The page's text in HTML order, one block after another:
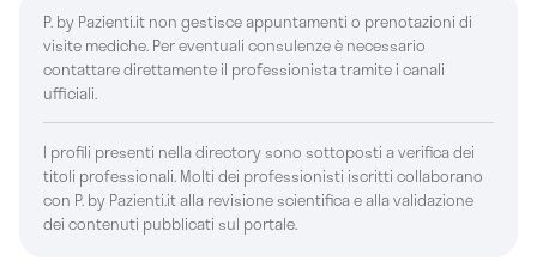
P. by Pazienti.it non gestisce appuntamenti o prenotazioni di
visite mediche. Per eventuali consulenze è necessario
contattare direttamente il professionista tramite i canali
ufficiali.
I profili presenti nella directory sono sottoposti a verifica dei
titoli professionali. Molti dei professionisti iscritti collaborano
con P. by Pazienti.it alla revisione scientifica e alla validazione
dei contenuti pubblicati sul portale.